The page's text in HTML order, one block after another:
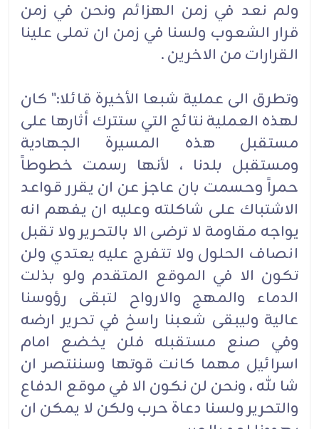
ولم نعد في زمن الهزائم ونحن في زمن
قرار الشعوب ولسنا في زمن ان تملى علينا
القرارات من الاخرين .
وتطرق الى عملية شبعا الأخيرة قائلا:" كان
لهذه العملية نتائج التي ستترك أثارها على
مستقبل هذه المسيرة الجهادية
ومستقبل بلدنا ، لأنها رسمت خطوطاً
حمراً وحسمت بان عاجز عن ان يقرر قواعد
الاشتباك على شاكلته وعليه ان يفهم انه
يواجه مقاومة لا ترضى الا بالتحرير ولا تقبل
انصاف الحلول ولا تتفرج عليه يعتدي ولن
تكون الا في الموقع المتقدم ولو بذلت
الدماء والمهج والارواح لتبقى رؤوسنا
عالية وليبقى شعبنا راسخ في تحرير ارضه
وفي صنع مستقبله فلن يخضع امام
اسرائيل مهما كانت قوتها وسننتصر ان
شا لله ، ونحن لن نكون الا في موقع الدفاع
والتحرير ولسنا دعاة حرب ولكن لا يمكن ان